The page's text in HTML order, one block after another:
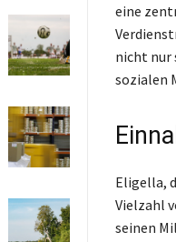
eine
nicht nur
sozialen
Eligella,
Vielzahl
seinen